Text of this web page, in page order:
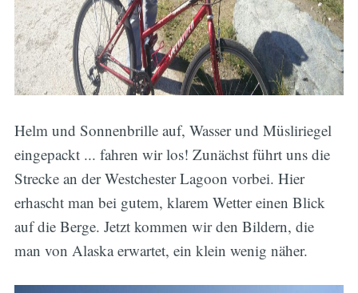
Helm und Sonnenbrille auf, Wasser und Müsliriegel
eingepackt ... fahren wir los! Zunächst führt uns die
Strecke an der Westchester Lagoon vorbei. Hier
erhascht man bei gutem, klarem Wetter einen Blick
auf die Berge. Jetzt kommen wir den Bildern, die
man von Alaska erwartet, ein klein wenig näher.